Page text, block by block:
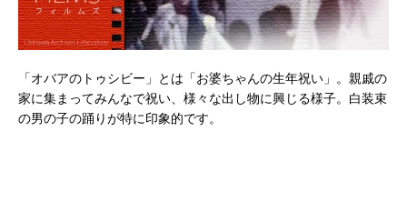
「オバアのトゥシビー」とは「お婆ちゃんの生年祝い」。親戚の
家に集まってみんなで祝い、様々な出し物に興じる様子。白装束
の男の子の踊りが特に印象的です。